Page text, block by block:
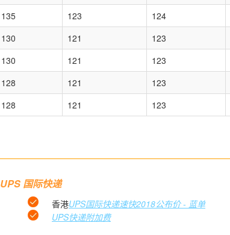
135 123 124
130 121 123
130 121 123
128 121 123
128 121 123
UPS 国际快递
香港UPS国际快递速快2018公布价 - 蓝单
UPS快递附加费